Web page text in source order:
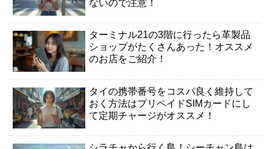
ないので注意！
ターミナル21の3階に行ったら革製品
ショップがたくさんあった！オススメ
のお店をご紹介！
タイの携帯番号をコスパ良く維持して
おく方法はプリペイドSIMカードにし
て定期チャージがオススメ！